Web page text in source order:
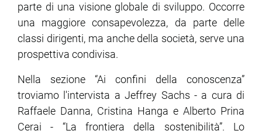
parte di una visione globale di sviluppo. Occorre
una maggiore consapevolezza, da parte delle
classi dirigenti, ma anche della società, serve una
prospettiva condivisa.
Nella sezione “Ai confini della conoscenza”
troviamo l'intervista a Jeffrey Sachs - a cura di
Raffaele Danna, Cristina Hanga e Alberto Prina
Cerai - “La frontiera della sostenibilità”. Lo